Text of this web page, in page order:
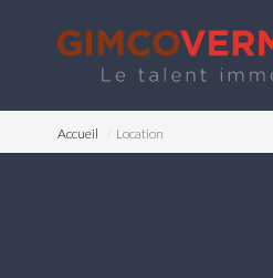
Accueil Location